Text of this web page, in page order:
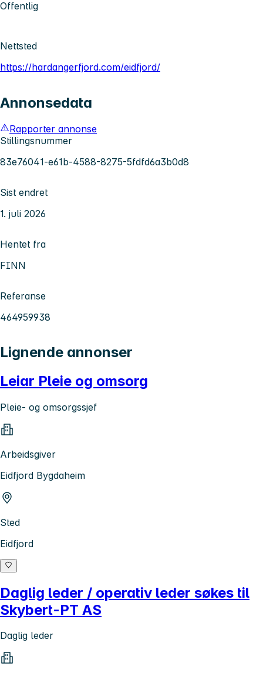
Offentlig
Nettsted
https://hardangerfjord.com/eidfjord/
Annonsedata
Rapporter annonse
Stillingsnummer
83e76041-e61b-4588-8275-5fdfd6a3b0d8
Sist endret
1. juli 2026
Hentet fra
FINN
Referanse
464959938
Lignende annonser
Leiar Pleie og omsorg
Pleie- og omsorgssjef
Arbeidsgiver
Eidfjord Bygdaheim
Sted
Eidfjord
Daglig leder / operativ leder søkes til
Skybert-PT AS
Daglig leder